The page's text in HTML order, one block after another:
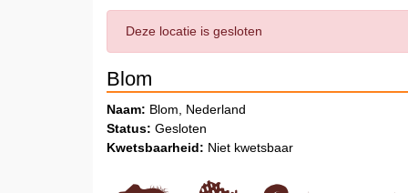
Deze locatie is gesloten
Blom
Naam: Blom, Nederland
Status: Gesloten
Kwetsbaarheid: Niet kwetsbaar